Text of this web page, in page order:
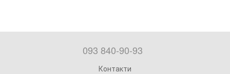
093 840-90-93
Контакти